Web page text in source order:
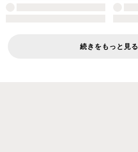
続きをもっと見る